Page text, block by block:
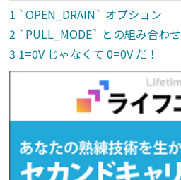
`OPEN_DRAIN` オプション
`PULL_MODE` との組み合わせ
1=0V じゃなくて 0=0V だ！